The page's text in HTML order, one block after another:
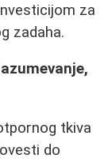
za
zadaha.
tkiva
do